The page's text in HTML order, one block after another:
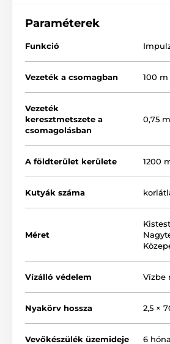
egyaránt 0-15 méteres távolságra
101 kerítésselkorlátlan számú,
kutyátlehet védeni. A D-Fence 101
előnye a
,
vízbe merítést is kibír. Az
technológia érzékeli azavaró
Paraméterek
Funkció
Vezeték a csomagban 100 m
Vezeték
keresztmetszete a
csomagolásban
0,75
A földterület kerülete 1200
Kutyák száma
Méret
Vízálló védelem Vízbe
Nyakörv hossza 2,5 ×
Vevőkészülék üzemideje 6